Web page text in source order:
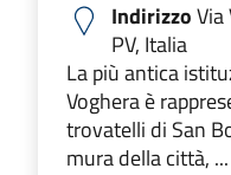
Indirizzo
PV, Italia
La più antica
Voghera è
trovatelli di San
mura della città, ...